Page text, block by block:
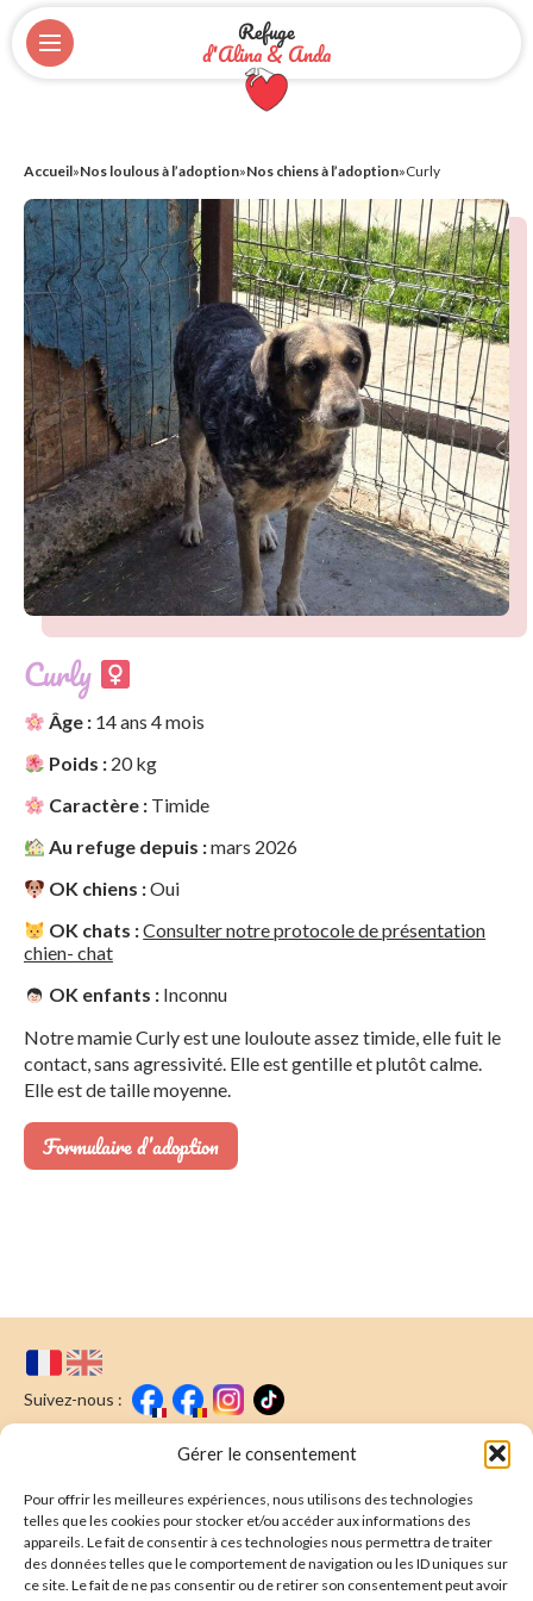
Gérer le consentement
Pour offrir les meilleures expériences, nous utilisons des technologies
telles que les cookies pour stocker et/ou accéder aux informations des
appareils. Le fait de consentir à ces technologies nous permettra de traiter
des données telles que le comportement de navigation ou les ID uniques sur
ce site. Le fait de ne pas consentir ou de retirer son consentement peut avoir
Refuge
d'Alina & Anda
Accueil»Nos loulous à l’adoption»Nos chiens à l’adoption»Curly
Curly
Âge : 14 ans 4 mois
Poids : 20 kg
Caractère : Timide
Au refuge depuis :mars 2026
OK chiens :Oui
OK chats :Consulter notre protocole de présentation
chien- chat
OK enfants : Inconnu
Notre mamie Curly est une louloute assez timide, elle fuit le
contact, sans agressivité. Elle est gentille et plutôt calme.
Elle est de taille moyenne.
Formulaire d’adoption
Suivez-nous :
Nous écrire
Newsletter
E-mail* : Souscrire